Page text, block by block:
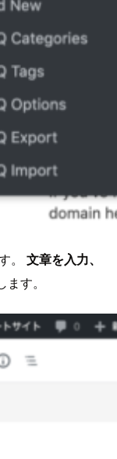
。 文章を入力、
す。